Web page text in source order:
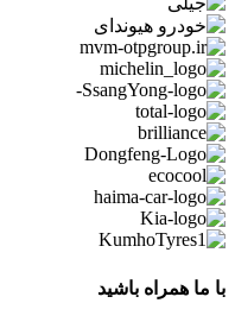
با ما همراه باشید